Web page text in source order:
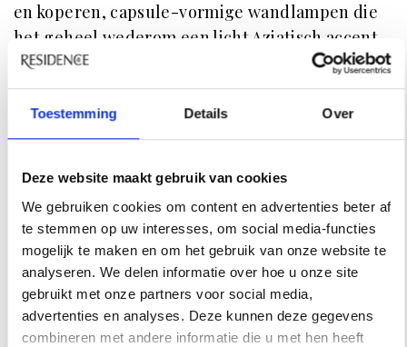
Toestemming Details Over
Deze website maakt gebruik van cookies
We gebruiken cookies om content en advertenties beter af
te stemmen op uw interesses, om social media-functies
mogelijk te maken en om het gebruik van onze website te
analyseren. We delen informatie over hoe u onze site
gebruikt met onze partners voor social media,
advertenties en analyses. Deze kunnen deze gegevens
combineren met andere informatie die u met hen heeft
en koperen, capsule-vormige wandlampen die
het geheel wederom een licht Aziatisch accent
geven.
RESIDENCE
NIEUWSBRIEF
Schrijf je hier in voor onze
nieuwsbrief.
INSCHRIJVEN